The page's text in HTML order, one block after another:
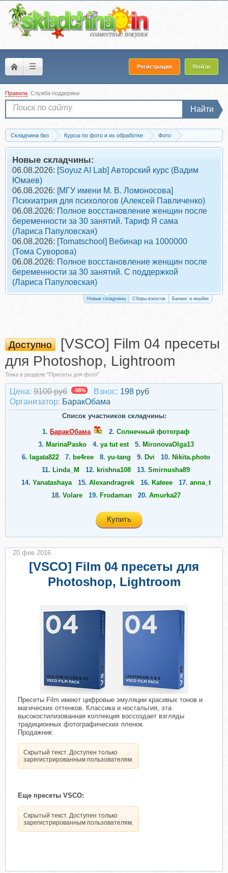
☰ Регистрация Войти
Правила Служба поддержки
Найти
Складчина биз Курсы по фото и их обработке
Фото
Пресеты для фото
Скачать [VSCO] Film 04 пресеты для Photoshop,
Новые складчины:
06.08.2026: [Soyuz AI Lab] Авторский курс (Вадим
Юмаев)
06.08.2026: [МГУ имени М. В. Ломоносова]
Психиатрия для психологов (Алексей Павличенко)
06.08.2026: Полное восстановление женщин после
беременности за 30 занятий. Тариф Я сама
(Лариса Папуловская)
06.08.2026: [Tomatschool] Вебинар на 1000000
(Тома Суворова)
06.08.2026: Полное восстановление женщин после
беременности за 30 занятий. С поддержкой
(Лариса Папуловская)
Новые складчины Сборы взносов Баланс и кешбек
Доступно
[VSCO] Film 04 пресеты
для Photoshop, Lightroom
Тема в разделе "Пресеты для фото"
Цена: 9100 руб -98% Взнос: 198 руб
Организатор: БаракОбама
Список участников складчины:
1. БаракОбама 2. Солнечный фотограф
3. MarinaPasko 4. ya tut est 5. MironovaOlga13
6. lagata822 7. be4ree 8. yu-tang 9. Dvi 10. Nikita.photo
11. Linda_M 12. krishna108 13. Smirnusha89
14. Yanatashaya 15. Alexandragrek 16. Kateee 17. anna_t
18. Volare 19. Frodaman 20. Amurka27
Купить
[VSCO] Film 04 пресеты для
Photoshop, Lightroom
Пресеты Film имеют цифровые эмуляции красивых тонов и
магических оттенков. Классика и ностальгия, эта
высокостилизованная коллекция воссоздает взгляды
традиционных фотографических пленок.
Продажник:
Скрытый текст. Доступен только
зарегистрированным пользователям.
Еще пресеты VSCO:
Скрытый текст. Доступен только
зарегистрированным пользователям.
20 фев 2016